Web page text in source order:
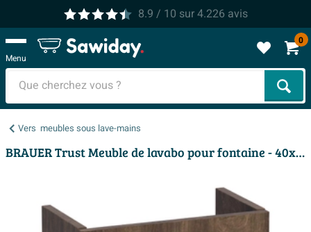
8.9 / 10 sur4.226 avis
Menu
0
Vers meubles sous lave-mains
BRAUER Trust Meuble de lavabo pour fontaine - 40x45x22cm - excl. poignée rapportée avec 1 porte à ouverture à droite Grove